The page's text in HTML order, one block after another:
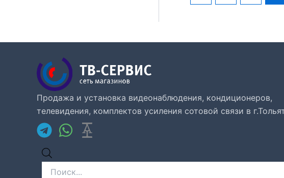
Продажа и установка видеонаблюдения, кондиционеров,
телевидения, комплектов усиления сотовой связи в
товаров